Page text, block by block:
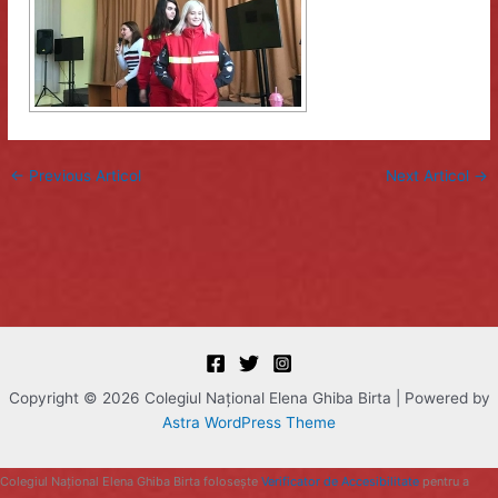
← Previous Articol Next Articol →
Copyright © 2026 Colegiul Naţional Elena Ghiba Birta | Powered by
Astra WordPress Theme
Colegiul Naţional Elena Ghiba Birta folosește Verificator de Accesibilitate pentru a